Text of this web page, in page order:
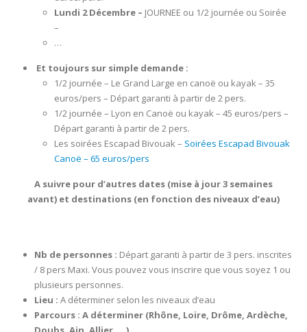
Lundi 2 Décembre – JOURNEE ou 1/2 journée ou Soirée
–
…
Et toujours sur simple demande :
1/2 journée – Le Grand Large en canoë ou kayak – 35
euros/pers – Départ garanti à partir de 2 pers.
1/2 journée – Lyon en Canoë ou kayak – 45 euros/pers –
Départ garanti à partir de 2 pers.
Les soirées Escapad Bivouak – Soirées Escapad Bivouak
Canoë – 65 euros/pers
A suivre pour d’autres dates (mise à jour 3 semaines
avant) et destinations (en fonction des niveaux d’eau)
Nb de personnes : Départ garanti à partir de 3 pers. inscrites
/ 8 pers Maxi. Vous pouvez vous inscrire que vous soyez 1 ou
plusieurs personnes.
Lieu : A déterminer selon les niveaux d’eau
Parcours : A déterminer (Rhône, Loire, Drôme, Ardèche,